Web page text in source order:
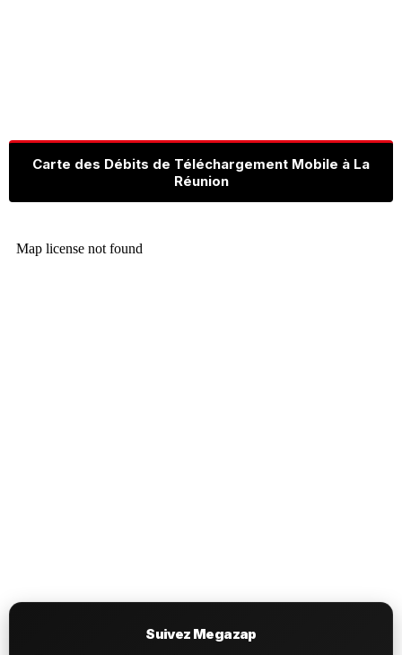
Carte des Débits de Téléchargement Mobile à La
Réunion
Suivez Megazap